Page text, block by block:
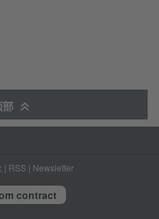
部
| RSS | Newsletter
contract